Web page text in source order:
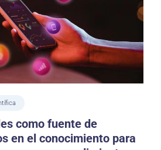
como fuente de
en el conocimiento para